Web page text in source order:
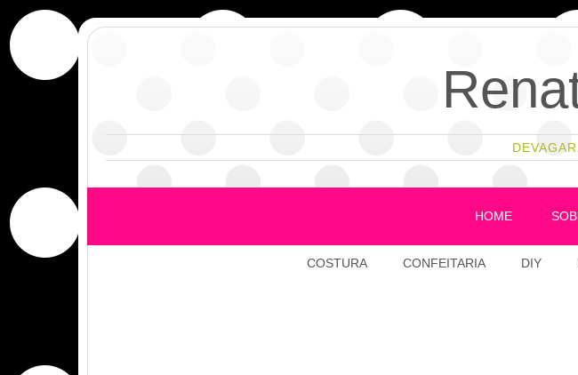
HOME
COSTURA CONFEITARIA DIY